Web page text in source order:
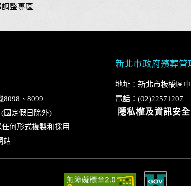
整專區
8098、8099
國定假日除外)
何形式複製和採用
站
新北市政府殯葬管
地址：新北市板橋區
電話：(02)22571207
隱私權及資訊安